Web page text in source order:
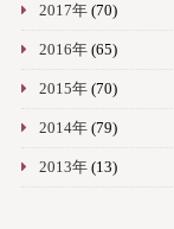
2017年(70)
2016年(65)
2015年(70)
2014年(79)
2013年(13)